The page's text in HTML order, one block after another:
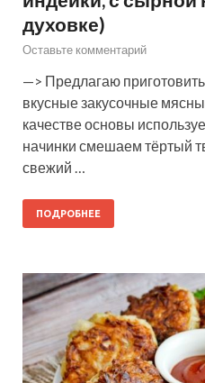
духовке)
Оставьте комментарий
—> Предлагаю
вкусные закусочные
качестве основы
начинки смешаем тёртый
свежий …
ПОДРОБНЕЕ